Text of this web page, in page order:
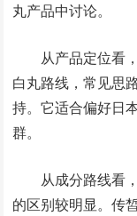
丸产品中讨论。
从产品定位看
白丸路线，常见思
持。它适合偏好日
群。
从成分路线看
的区别较明显。传